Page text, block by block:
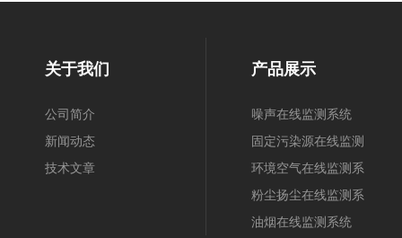
关于我们
公司简介
新闻动态
技术文章
产品展示
噪声在线监测系统
固定污染源在线监测
系统
环境空气在线监测系
统
粉尘扬尘在线监测系
统
油烟在线监测系统